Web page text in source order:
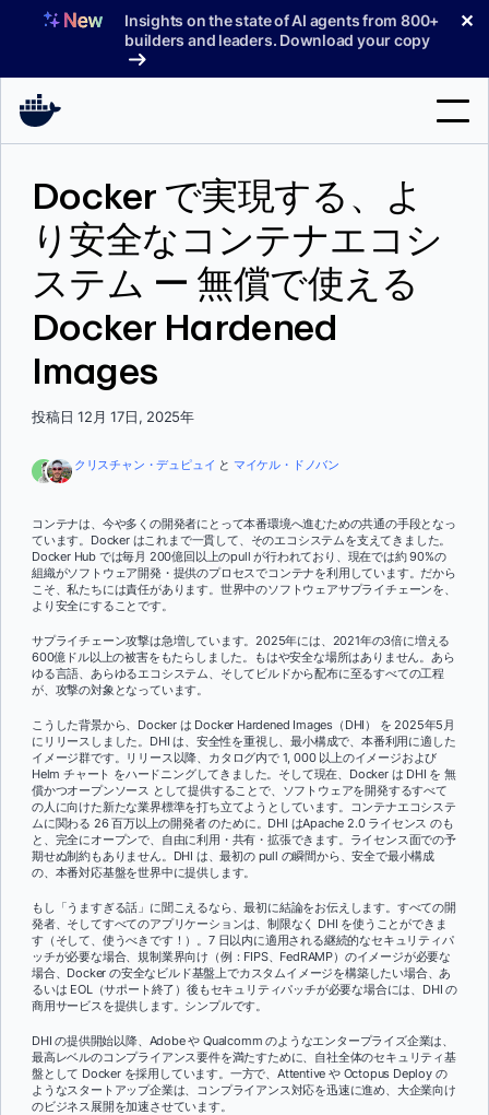
へ
Insights on the state of AI agents from 800+
builders and leaders. Download your copy
✕
製品
料金プラン
ブログ
索
Docker で実現する、よ
り安全なコンテナエコシ
ステム ー 無償で使える
Docker Hardened
Images
投稿日 12月 17日, 2025年
クリスチャン・デュピュイ と マイケル・ドノバン
コンテナは、今や多くの開発者にとって本番環境へ進むための共通の手段となっ
ています。Docker はこれまで一貫して、そのエコシステムを支えてきました。
Docker Hub では毎月 200億回以上のpull が行われており、現在では約 90%の
組織がソフトウェア開発・提供のプロセスでコンテナを利用しています。だから
こそ、私たちには責任があります。世界中のソフトウェアサプライチェーンを、
より安全にすることです。
サプライチェーン攻撃は急増しています。2025年には、2021年の3倍に増える
600億ドル以上の被害をもたらしました。もはや安全な場所はありません。あら
ゆる言語、あらゆるエコシステム、そしてビルドから配布に至るすべての工程
が、攻撃の対象となっています。
こうした背景から、Docker は Docker Hardened Images（DHI） を 2025年5月
にリリースしました。DHI は、安全性を重視し、最小構成で、本番利用に適した
イメージ群です。リリース以降、カタログ内で 1, 000 以上のイメージおよび
Helm チャート をハードニングしてきました。そして現在、Docker は DHI を 無
償かつオープンソース として提供することで、ソフトウェアを開発するすべて
の人に向けた新たな業界標準を打ち立てようとしています。コンテナエコシステ
ムに関わる 26 百万以上の開発者 のために。DHI はApache 2.0 ライセンス のも
と、完全にオープンで、自由に利用・共有・拡張できます。ライセンス面での予
期せぬ制約もありません。DHI は、最初の pull の瞬間から、安全で最小構成
の、本番対応基盤を世界中に提供します。
もし「うますぎる話」に聞こえるなら、最初に結論をお伝えします。すべての開
発者、そしてすべてのアプリケーションは、制限なく DHI を使うことができま
す（そして、使うべきです！）。7 日以内に適用される継続的なセキュリティパ
ッチが必要な場合、規制業界向け（例：FIPS、FedRAMP）のイメージが必要な
場合、Docker の安全なビルド基盤上でカスタムイメージを構築したい場合、あ
るいは EOL（サポート終了）後もセキュリティパッチが必要な場合には、DHI の
商用サービスを提供します。シンプルです。
DHI の提供開始以降、Adobe や Qualcomm のようなエンタープライズ企業は、
最高レベルのコンプライアンス要件を満たすために、自社全体のセキュリティ基
盤として Docker を採用しています。一方で、Attentive や Octopus Deploy の
ようなスタートアップ企業は、コンプライアンス対応を迅速に進め、大企業向け
のビジネス展開を加速させています。